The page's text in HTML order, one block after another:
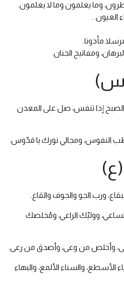
وما يعلمون وما لا يعلمون.
.
مأذونا.
ومفاتيح الجنان.
إذا تنفس، صل على المعدن
النفوس، ومجالي نورك يا قدّوس.
(ع)
ورب الجو والجوف والقاع.
ووليّك الراعي، ومُخلصك
وأخلص من وعى، وأصدق من رعى.
الأسطع، والسناء الألمع، والبهاء